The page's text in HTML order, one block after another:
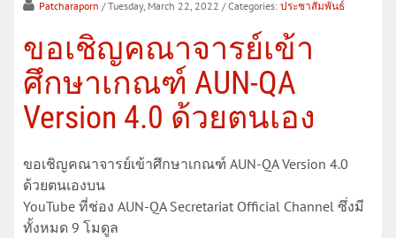
Patcharaporn / Tuesday, March 22, 2022 / Categories: ประชาสัมพันธ์
ขอเชิญคณาจารย์เข้า
ศึกษาเกณฑ์ AUN-QA
Version 4.0 ด้วยตนเอง
ขอเชิญคณาจารย์เข้าศึกษาเกณฑ์ AUN-QA Version 4.0
ด้วยตนเองบน
YouTube ที่ช่อง AUN-QA Secretariat Official Channel ซึ่งมี
ทั้งหมด 9 โมดูล